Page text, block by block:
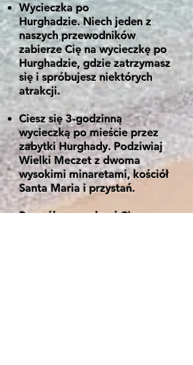
Wycieczka po
Hurghadzie.Niech jeden z
naszych przewodników
zabierze Cię na wycieczkę po
Hurghadzie, gdzie zatrzymasz
się i spróbujesz niektórych
atrakcji.
Ciesz się 3-godzinną
wycieczką po mieście przez
zabytki Hurghady. Podziwiaj
Wielki Meczet z dwoma
wysokimi minaretami, kościół
Santa Maria i przystań.
Pozwól nam zabrać Cię na